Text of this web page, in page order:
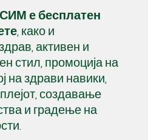
е бесплатен
, како и
активен и
стил, промоција на
на здрави навики,
создавање
и градење на